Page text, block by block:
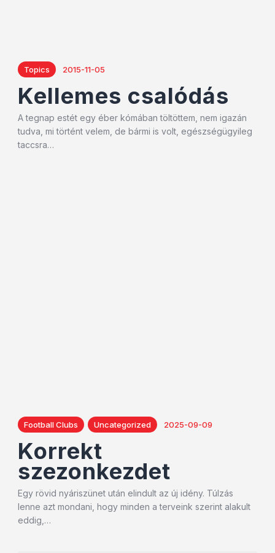
Topics 2015-11-05
Kellemes csalódás
A tegnap estét egy éber kómában töltöttem, nem igazán
tudva, mi történt velem, de bármi is volt, egészségügyileg
taccsra…
Football Clubs Uncategorized 2025-09-09
Korrekt
szezonkezdet
Egy rövid nyáriszünet után elindult az új idény. Túlzás
lenne azt mondani, hogy minden a terveink szerint alakult
eddig,…